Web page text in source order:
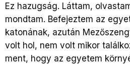
Ez hazugság. Láttam,
mondtam. Befejeztem az
katonának, azután
volt hol, nem volt mikor
ment, hogy az egyetem